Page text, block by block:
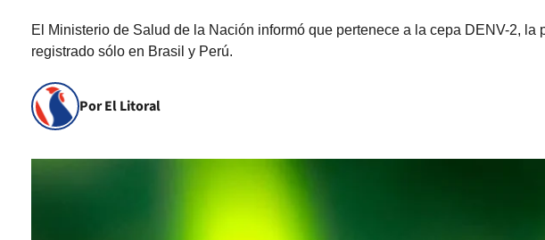
El Ministerio de Salud de la Nación informó que pertenece a la cepa DENV-2,
registrado sólo en Brasil y Perú.
Por El Litoral